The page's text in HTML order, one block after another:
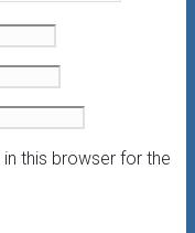
this browser for the